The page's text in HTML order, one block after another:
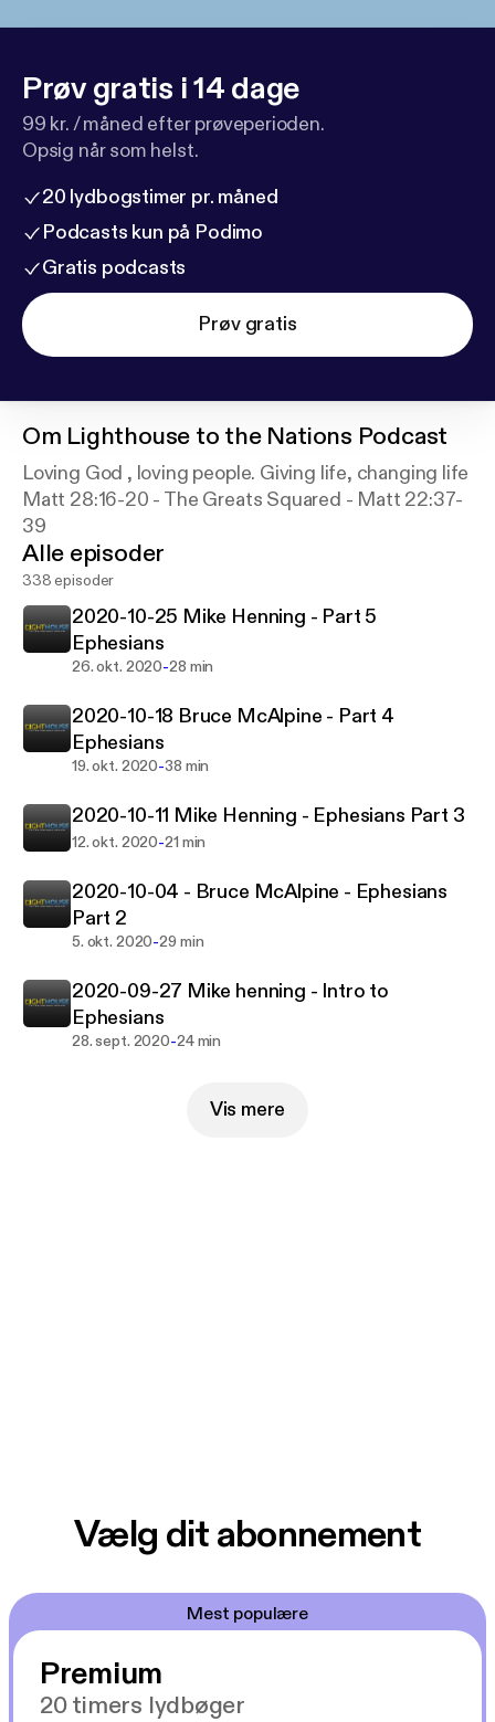
Prøv gratis i 14 dage
99 kr. / måned efter prøveperioden.
Opsig når som helst.
20 lydbogstimer pr. måned
Podcasts kun på Podimo
Gratis podcasts
Prøv gratis
Om Lighthouse to the Nations Podcast
Loving God , loving people. Giving life, changing life
Matt 28:16-20 - The Greats Squared - Matt 22:37-
39
Alle episoder
338 episoder
2020-10-25 Mike Henning - Part 5
Ephesians
26. okt. 2020-28 min
2020-10-18 Bruce McAlpine - Part 4
Ephesians
19. okt. 2020-38 min
2020-10-11 Mike Henning - Ephesians Part 3
12. okt. 2020-21 min
2020-10-04 - Bruce McAlpine - Ephesians
Part 2
5. okt. 2020-29 min
2020-09-27 Mike henning - Intro to
Ephesians
28. sept. 2020-24 min
Vis mere
Vælg dit abonnement
Mest populære
Premium
20 timers lydbøger